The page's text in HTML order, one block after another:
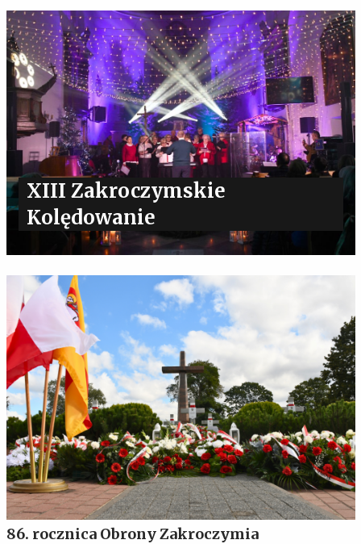
XIII Zakroczymskie
Kolędowanie
86. rocznica Obrony Zakroczymia